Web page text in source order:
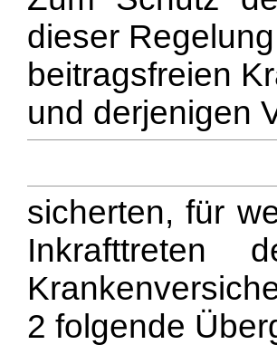
dieser
beitragsfreien
und derjenigen
sicherten, für
Inkrafttreten
2 folgende